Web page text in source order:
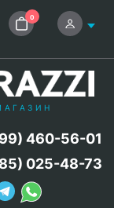
0
460-56-01
025-48-73